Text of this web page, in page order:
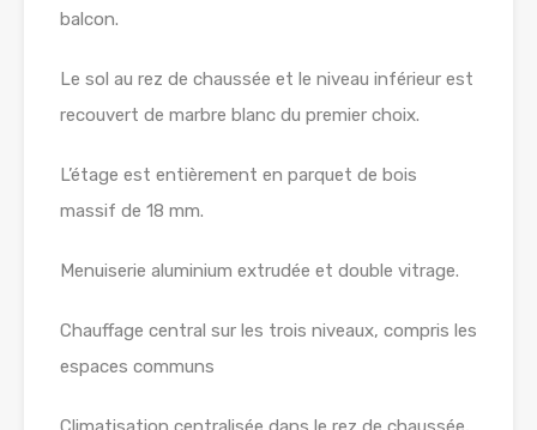
balcon.
Le sol au rez de chaussée et le niveau inférieur est
recouvert de marbre blanc du premier choix.
L’étage est entièrement en parquet de bois
massif de 18 mm.
Menuiserie aluminium extrudée et double vitrage.
Chauffage central sur les trois niveaux, compris les
espaces communs